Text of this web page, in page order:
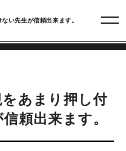
い先生が信頼出来ます。
あまり押し付
頼出来ます。